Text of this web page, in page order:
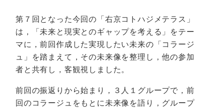
第７回となった今回の「右京コトハジメテラス」
は，「未来と現実とのギャップを考える」をテー
マに，前回作成した実現したい未来の「コラージ
ュ」を踏まえて，その未来像を整理し，他の参加
者と共有し，客観視しました。
前回の振返りから始まり，３人１グループで，前
回のコラージュをもとに未来像を語り，グループ